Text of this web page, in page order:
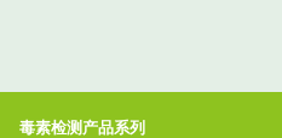
毒素检测产品系列